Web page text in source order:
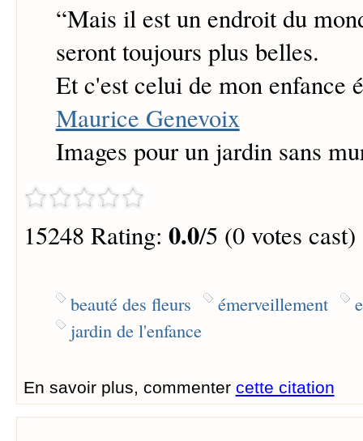
“Mais il est un endroit du
seront toujours plus belles.
Et c'est celui de mon enfance
Maurice Genevoix
Images pour un jardin sans
15248 Rating: 0.0/5 (0 votes cast)
beauté des fleurs émerveillement
jardin de l'enfance
En savoir plus, commenter cette citation